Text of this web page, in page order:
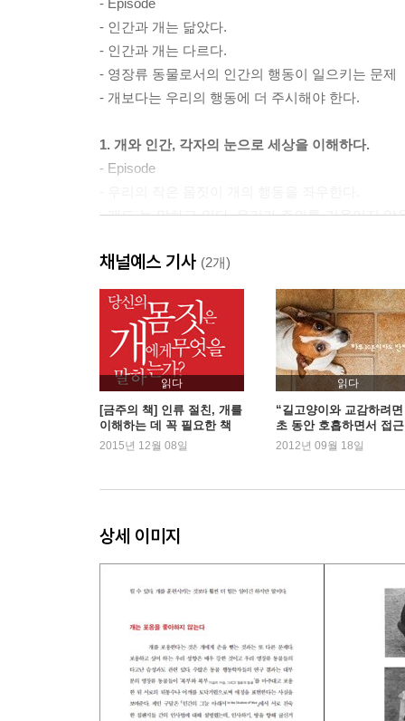
- Episode
- 인간과 개는 닮았다.
- 인간과 개는 다르다.
- 영장류 동물로서의 인간의 행동이 일으키는 문제
- 개보다는 우리의 행동에 더 주시해야 한다.
1. 개와 인간, 각자의 눈으로 세상을 이해하다.
- Episode
- 개도 늘 말하고 있다. 우리가 주의를 기울이지
- 개는 포옹을 좋아하지 않는다.
2. 우리 몸짓이 개에게 말하는 것
- Episode
- 개는 실루엣의 변화를 이해하지 못한다.
- 개를 오게 만드는 효과적인 방법
- ‘공간 차지하기’로 개의 행동 통제하기.
- ‘압박주기’ 내 몸의 기울기 방향과 정도로 개의 행
3. 소리를 이용한 의사소통
- 동의어를 좋아하는 인간, 그러나 개는 동의어를
- 명령어는 일관성 있게 사용해야 한다.
- 개는 반복되는 명령어를 이해하지 못한다.
채널예스 기사 (2개)
읽다
[금주의 책] 인류 절친, 개를
이해하는 데 꼭 필요한 책
2015년 12월 08일
읽다
“길고양이와 교감하려
초 동안 호흡하면서 접
『너의 마음이 궁금해』
2012년 09월 18일
상세 이미지